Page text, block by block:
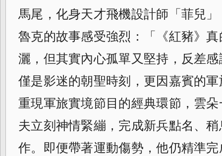
馬尾，化身天才飛機設計師「菲兒
魯克的故事感受強烈：「《紅豬》
灑，但其實內心孤單又堅持，反差
僅是影迷的朝聖時刻，更因嘉賓的
重現軍旅實境節目的經典環節，雲
夫立刻神情緊繃，完成新兵點名、
作。即便帶著運動傷勢，他仍精準